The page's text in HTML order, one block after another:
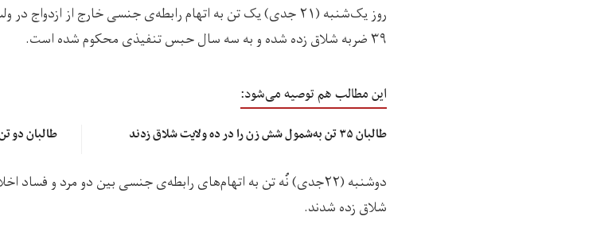
روز یک‌شنبه (۲۱ جدی) یک تن به اتهام رابطه‌ی جنسی خارج از
۳۹ ضربه شلاق زده شده و به سه سال حبس تنفيذی محکوم شده است.
این مطالب هم توصیه می‌شود:
طالبان ۳۵ تن به‌شمول شش زن را در ده ولایت شلاق زدند طالبان دو
دوشنبه (۲۲جدی) نُه تن به اتهام‌های رابطه‌ی جنسی بین دو مرد و فساد
شلاق زده شدند.